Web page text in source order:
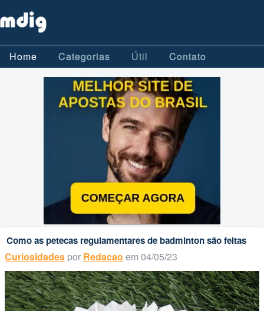
Home Categorias Útil Contato
Como as petecas regulamentares de badminton são feitas
Curiosidades por Redacao em 04/05/23